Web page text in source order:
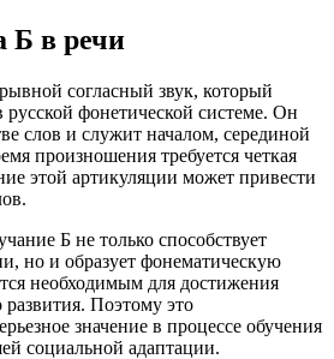
Б в речи
согласный звук, который
фонетической системе. Он
слов и служит началом, серединой
произношения требуется четкая
этой артикуляции может привести
Б не только способствует
но и образует фонематическую
необходимым для достижения
Поэтому это
значение в процессе обучения
социальной адаптации.